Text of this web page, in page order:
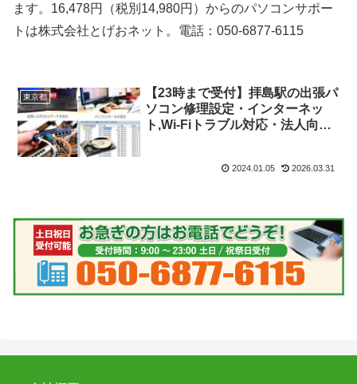
ます。16,478円（税別14,980円）からのパソコンサポー
トは株式会社とげおネット。電話：050-6877-6115
東京都
【23時まで受付】拝島駅の出張パ
ソコン修理設定・インターネッ
ト,Wi-Fiトラブル対応・法人向け
2024.01.05 2026.03.31